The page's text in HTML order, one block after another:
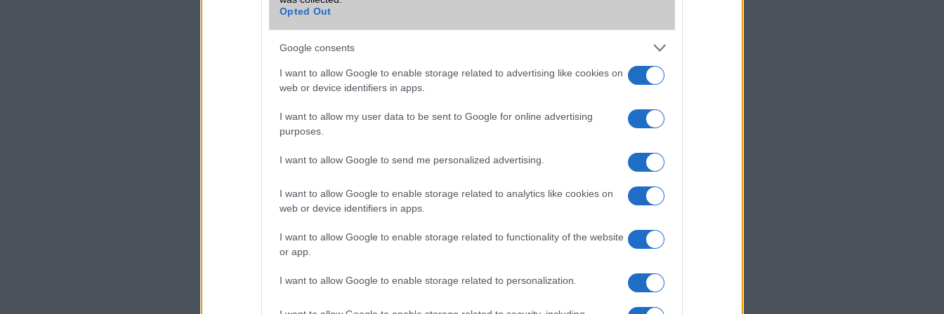
Opted Out
Google consents
I want to allow Google to enable storage related to advertising like cookies on
web or device identifiers in apps.
I want to allow my user data to be sent to Google for online advertising
purposes.
I want to allow Google to send me personalized advertising.
I want to allow Google to enable storage related to analytics like cookies on
web or device identifiers in apps.
I want to allow Google to enable storage related to functionality of the website
or app.
I want to allow Google to enable storage related to personalization.
Push to Talk Nincs
Készenléti idő h /
Visszatöltésre alkalmas (Power
Beszélgetési idő h /
Gyorstöltés
66W-os gyorstöltés
ALKALMAZÁSOK ÉS ÉRZÉKELŐK